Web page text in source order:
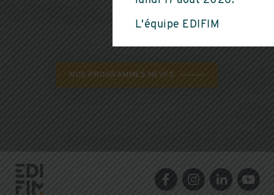
NOS PROGRAMMES NEUFS
L'équipe EDIFIM